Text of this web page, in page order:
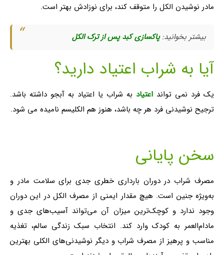
مادر نوشیدن الکل را متوقف کند، برای نوزادش بهتر است.
بیشتر بخوانید:پاکسازی کبد پس از ترک الکل
آیا به شراب اعتیاد دارید؟
یک فرد نمی تواند اعتیاد به شراب یا اعتیاد به آبجو داشته باشد.
ترجیح نوشیدنی فرد هر چه باشد، هنوز هم الکلیسم نامیده می شود.
سخن پایانی
مصرف شراب در دوران بارداری خطری جدی برای سلامت مادر و
به‌ویژه جنین است. هیچ مقدار ایمنی از مصرف الکل در این دوران
وجود ندارد و کوچک‌ترین میزان آن می‌تواند آسیب‌های جدی و
مادام‌العمر به کودک وارد کند. انتخاب سبک زندگی سالم، تغذیه
مناسب و پرهیز از مصرف شراب و دیگر نوشیدنی‌های الکلی بهترین